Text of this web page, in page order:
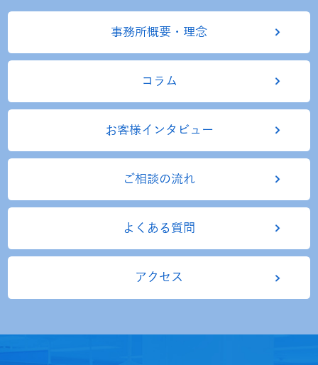
事務所概要・理念
コラム
お客様インタビュー
ご相談の流れ
よくある質問
アクセス